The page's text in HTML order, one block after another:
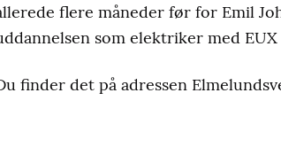
flere måneder før for Emil
som elektriker med EUX
finder det på adressen